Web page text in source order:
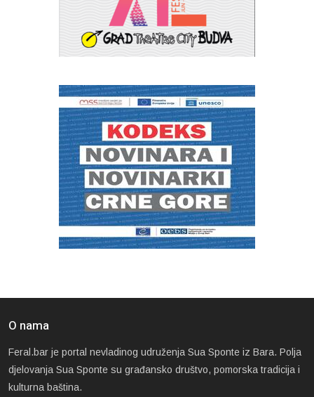
O nama
Feral.bar je portal nevladinog udruženja Sua Sponte iz Bara. Polja
djelovanja Sua Sponte su građansko društvo, pomorska tradicija i
kulturna baština.